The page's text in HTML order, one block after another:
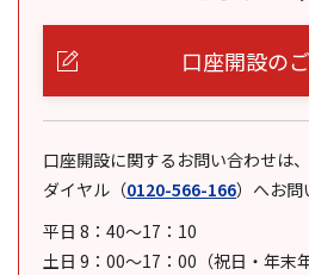
口座開設の
口座開設に関するお問い合わせは
ダイヤル （0120-566-166） へお問
平日 8：40～17：10
土日 9：00～17：00（祝日・年末